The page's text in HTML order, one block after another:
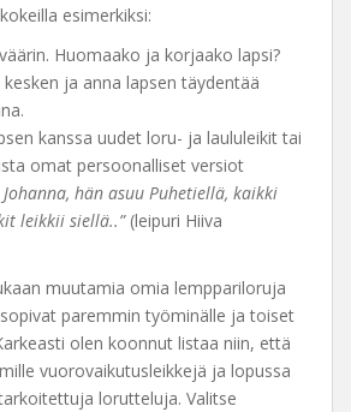
esimerkiksi:
Huomaako ja korjaako lapsi?
ja anna lapsen täydentää
kanssa uudet loru- ja laululeikit tai
omat persoonalliset versiot
hän asuu Puhetiellä, kaikki
leikkii siellä..”(leipuri Hiiva
muutamia omia lemppariloruja
paremmin työminälle ja toiset
olen koonnut listaa niin, että
vuorovaikutusleikkejä ja lopussa
lorutteluja. Valitse